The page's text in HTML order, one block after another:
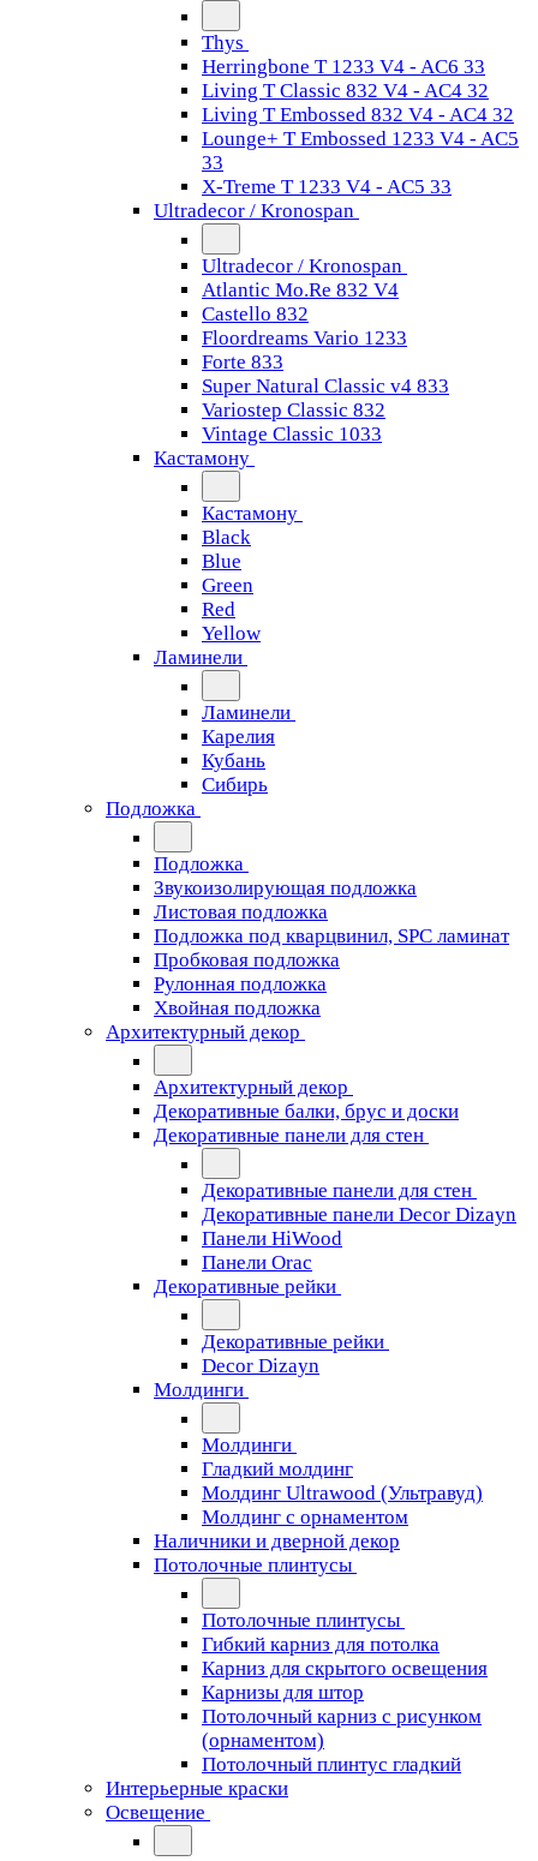
Thys
Herringbone T 1233 V4 - AC6 33
Living T Classic 832 V4 - AC4 32
Living T Embossed 832 V4 - AC4 32
Lounge+ T Embossed 1233 V4 - AC5
33
X-Treme T 1233 V4 - AC5 33
Ultradecor / Kronospan
Ultradecor / Kronospan
Atlantic Mo.Re 832 V4
Castello 832
Floordreams Vario 1233
Forte 833
Super Natural Classic v4 833
Variostep Classic 832
Vintage Classic 1033
Кастамону
Кастамону
Black
Blue
Green
Red
Yellow
Ламинели
Ламинели
Карелия
Кубань
Сибирь
Подложка
Подложка
Звукоизолирующая подложка
Листовая подложка
Подложка под кварцвинил, SPC ламинат
Пробковая подложка
Рулонная подложка
Хвойная подложка
Архитектурный декор
Архитектурный декор
Декоративные балки, брус и доски
Декоративные панели для стен
Декоративные панели для стен
Декоративные панели Decor Dizayn
Панели HiWood
Панели Orac
Декоративные рейки
Декоративные рейки
Decor Dizayn
Молдинги
Молдинги
Гладкий молдинг
Молдинг Ultrawood (Ультравуд)
Молдинг с орнаментом
Наличники и дверной декор
Потолочные плинтусы
Потолочные плинтусы
Гибкий карниз для потолка
Карниз для скрытого освещения
Карнизы для штор
Потолочный карниз с рисунком
(орнаментом)
Потолочный плинтус гладкий
Интерьерные краски
Освещение